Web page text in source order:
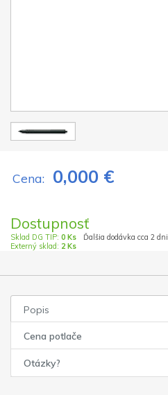
Cena: 0,000 €
Dostupnosť
Sklad DG TIP: 0 Ks
Externý sklad: 2 Ks
Ďalšia dodávka cca 2 dni
Popis
Cena potlače
Otázky?